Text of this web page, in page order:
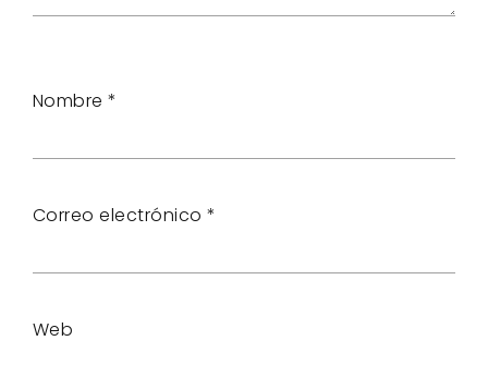
Nombre*
Correo electrónico*
Web